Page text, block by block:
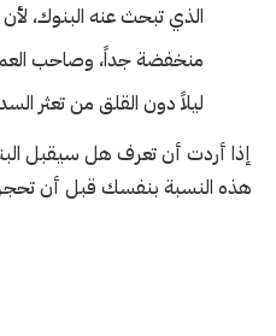
الذي تبحث عنه البنوك،
منخفضة جداً، وصاحب
ليلاً دون القلق من تعثر
إذا أردت أن تعرف هل سيقبل
هذه النسبة بنفسك قبل أن